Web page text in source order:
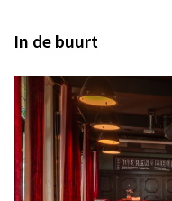
In de buurt